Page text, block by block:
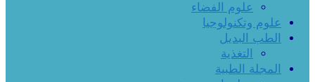
علوم الفضاء
علوم وتكنولوجيا
الطب البديل
التغذية
المجلة الطبية